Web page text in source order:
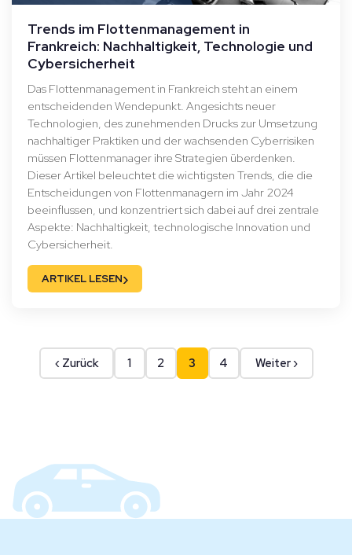
Trends im Flottenmanagement in
Frankreich: Nachhaltigkeit, Technologie und
Cybersicherheit
Das Flottenmanagement in Frankreich steht an einem
entscheidenden Wendepunkt. Angesichts neuer
Technologien, des zunehmenden Drucks zur Umsetzung
nachhaltiger Praktiken und der wachsenden Cyberrisiken
müssen Flottenmanager ihre Strategien überdenken.
Dieser Artikel beleuchtet die wichtigsten Trends, die die
Entscheidungen von Flottenmanagern im Jahr 2024
beeinflussen, und konzentriert sich dabei auf drei zentrale
Aspekte: Nachhaltigkeit, technologische Innovation und
Cybersicherheit.
ARTIKEL LESEN›
‹ Zurück 1 2 3 4 Weiter ›